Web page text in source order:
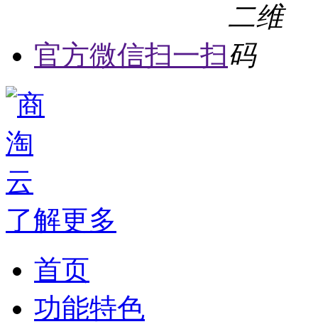
官方微信扫一扫
了解更多
首页
功能特色